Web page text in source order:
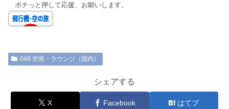
ポチっと押して応援、お願いします。
048 空港・ラウンジ（国内）
シェアする
X Facebook はてブ